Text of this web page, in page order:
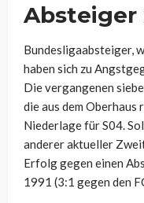
Absteiger
Bundesligaabsteiger,
haben sich zu
Die vergangenen
die aus dem
Niederlage für S04.
anderer aktueller
Erfolg gegen einen
1991 (3:1 gegen den